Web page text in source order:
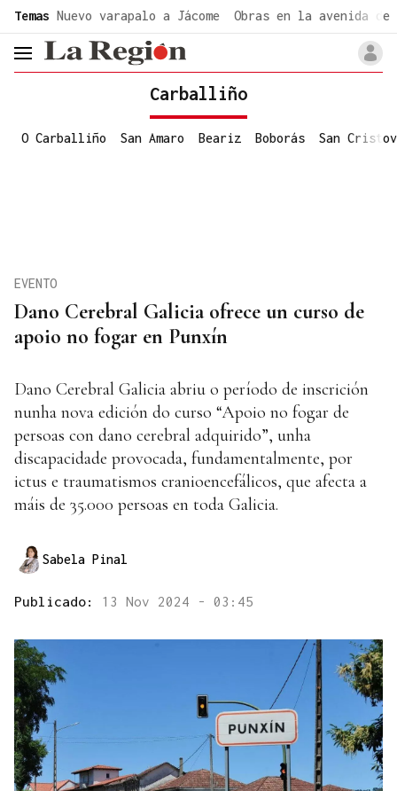
Temas Nuevo varapalo a Jácome Obras en la avenida de
header.menu.open
Carballiño
O Carballiño San Amaro Beariz Boborás San
Dano Cerebral Galicia ofrece un curso de
apoio no fogar en Punxín
EVENTO
Dano Cerebral Galicia abriu o período de inscrición
nunha nova edición do curso “Apoio no fogar de
persoas con dano cerebral adquirido”, unha
discapacidade provocada, fundamentalmente, por
ictus e traumatismos cranioencefálicos, que afecta a
máis de 35.000 persoas en toda Galicia.
Sabela Pinal
Publicado: 13 Nov 2024 - 03:45